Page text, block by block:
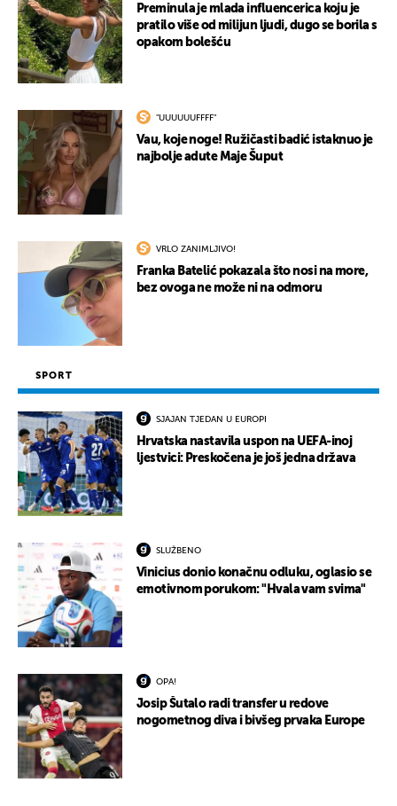
Preminula je mlada influencerica koju je
pratilo više od milijun ljudi, dugo se borila s
opakom bolešću
"UUUUUUFFFF"
Vau, koje noge! Ružičasti badić istaknuo je
najbolje adute Maje Šuput
VRLO ZANIMLJIVO!
Franka Batelić pokazala što nosi na more,
bez ovoga ne može ni na odmoru
SPORT
SJAJAN TJEDAN U EUROPI
Hrvatska nastavila uspon na UEFA-inoj
ljestvici: Preskočena je još jedna država
SLUŽBENO
Vinicius donio konačnu odluku, oglasio se
emotivnom porukom: "Hvala vam svima"
OPA!
Josip Šutalo radi transfer u redove
nogometnog diva i bivšeg prvaka Europe